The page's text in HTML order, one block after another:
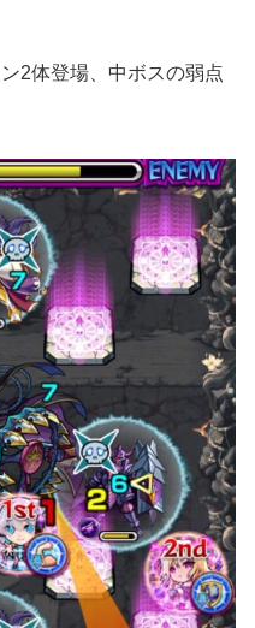
2体登場、中ボスの弱点